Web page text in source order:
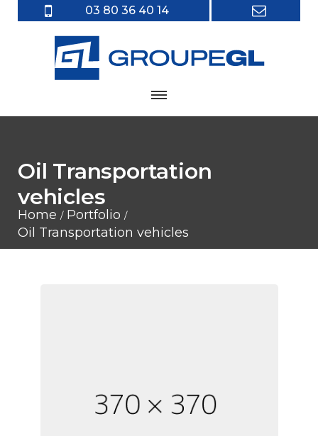
03 80 36 40 14
Oil Transportation
vehicles
Home
Portfolio
Oil Transportation vehicles